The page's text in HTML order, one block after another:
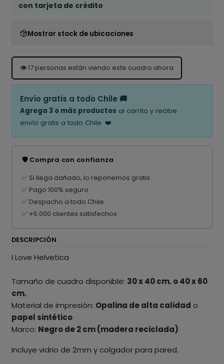
con tarjeta de crédito
Mostrar stock de ubicaciones
👁️17personas están viendo este cuadro ahora
Envío gratis a todo Chile 🚚
Agrega 3 o más productos al carrito y recibe
envío gratis a todo Chile. ❤️
🛡️ Compra con confianza
✅ Si llega dañado, lo reponemos gratis
✅ Pago 100% seguro
✅ Despacho a todo Chile
✅ +5.000 clientes satisfechos
DESCRIPCIÓN
I Love Helvetica
Tamaño de cuadro disponible: 30 x 40 cm. o 40 x 60
cm.
Material de impresión: Opalina de alta calidad o
papel sintético
Marco: Negro de 2 cm (madera reciclada)
Incluye vidrio de 2mm y colgador para pared.